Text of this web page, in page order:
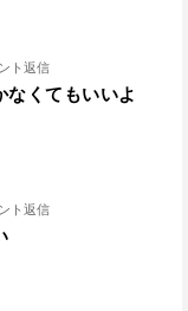
ト返信
なくてもいいよ
ト返信